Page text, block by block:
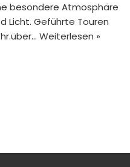
besondere Atmosphäre
Licht. Geführte Touren
Weiterlesen »